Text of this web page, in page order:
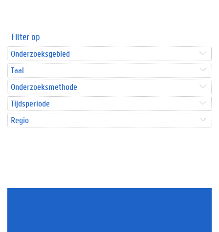
Filter op
Onderzoeksgebied
Taal
Onderzoeksmethode
Tijdsperiode
Regio